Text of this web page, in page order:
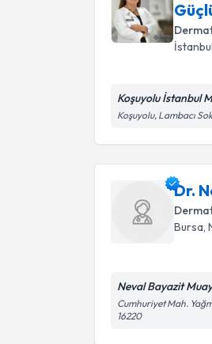
İstanbul
Koşuyolu İstanbul
Koşuyolu, Lambacı
Dr.
Bursa
Neval Bayazit
Cumhuriyet Mah.
16220